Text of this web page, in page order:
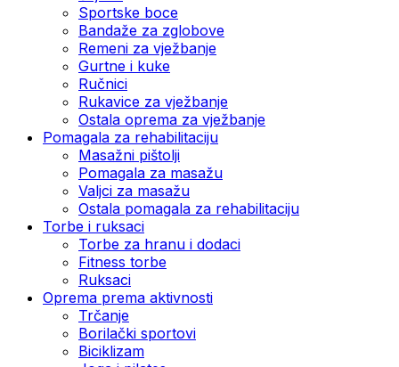
Sportske boce
Bandaže za zglobove
Remeni za vježbanje
Gurtne i kuke
Ručnici
Rukavice za vježbanje
Ostala oprema za vježbanje
Pomagala za rehabilitaciju
Masažni pištolji
Pomagala za masažu
Valjci za masažu
Ostala pomagala za rehabilitaciju
Torbe i ruksaci
Torbe za hranu i dodaci
Fitness torbe
Ruksaci
Oprema prema aktivnosti
Trčanje
Borilački sportovi
Biciklizam